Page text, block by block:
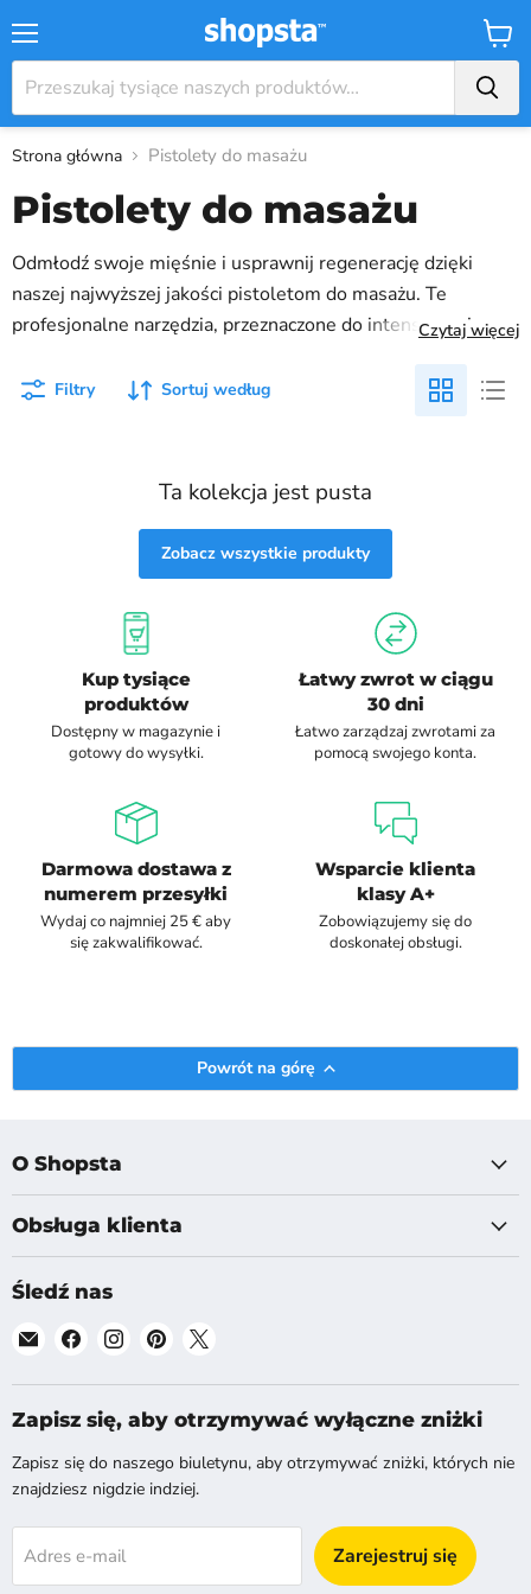
Strona główna Pistolety do masażu
Pistolety do masażu
Odmłodź swoje mięśnie i usprawnij regenerację dzięki
naszej najwyższej jakości pistoletom do masażu. Te
profesjonalne narzędzia, przeznaczone do intensywnej
przyspiesza regenerację mięśni i łagodzi napięcie. W naszej
potreningowe lub relaksacyjne. Doświadcz korzyści
płynących z profesjonalnego masażu w dogodnym dla
Ciebie czasie, poprawiającego ogólne samopoczucie i
wyniki sportowe. Popraw swoją codzienną pielęgnację
Odkryj moc ukierunkowanej ulgi i przekształć swój powrót
Czytaj więcej
Filtry Sortuj według
Ta kolekcja jest pusta
Zobacz wszystkie produkty
Kup tysiące
produktów
Dostępny w magazynie i
gotowy do wysyłki.
Łatwy zwrot w ciągu
30 dni
Łatwo zarządzaj zwrotami za
pomocą swojego konta.
Darmowa dostawa z
numerem przesyłki
Wydaj co najmniej 25 € aby
się zakwalifikować.
Wsparcie klienta
klasy A+
Zobowiązujemy się do
doskonałej obsługi.
Powrót na górę
O Shopsta
Obsługa klienta
Śledź nas
Znajdź
na
E-
mail
Znajdź
na
Facebook
Znajdź
na
Instagram
Znajdź
na
Pinterest
na
X
Zapisz się, aby otrzymywać wyłączne zniżki
Zapisz się do naszego biuletynu, aby otrzymywać zniżki, których nie
znajdziesz nigdzie indziej.
Adres e-mail Zarejestruj się